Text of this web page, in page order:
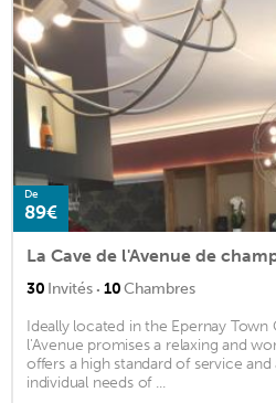
De
89€
La Cave de l'Avenue de
30 Invités · 10Chambres
Ideally located in the Epernay Town
l'Avenue promises a relaxing and
offers a high standard of service
individual needs of ...